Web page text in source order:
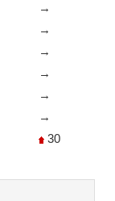
→
→
→
→
→
→
30